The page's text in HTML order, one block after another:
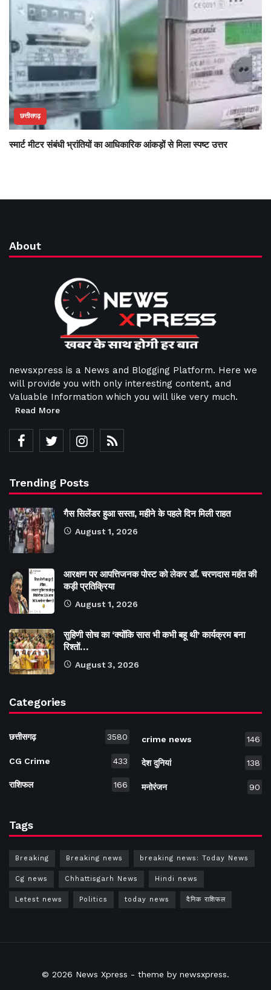
छत्तीसगढ़
स्मार्ट मीटर संबंधी भ्रांतियों का आधिकारिक आंकड़ों से मिला स्पष्ट उत्तर
About
newsxpress is a News and Blogging Platform. Here we
will provide you with only interesting content, and
Valuable Information which you will like very much.
Read More
Trending Posts
गैस सिलेंडर हुआ सस्ता, महीने के पहले दिन मिली राहत
August 1, 2026
आरक्षण पर आपत्तिजनक पोस्ट को लेकर डॉ. चरणदास महंत की
कड़ी प्रतिक्रिया
August 1, 2026
सुहिणी सोच का ‘क्योंकि सास भी कभी बहू थी’ कार्यक्रम बना
रिश्तों…
August 3, 2026
Categories
छत्तीसगढ़ 3580
CG Crime 433
राशिफल 166
crime news 146
देश दुनियां 138
मनोरंजन 90
Tags
Breaking Breaking news breaking news: Today News
Cg news Chhattisgarh News Hindi news
Letest news Politics today news दैनिक राशिफल
© 2026 News Xpress - theme by newsxpress.